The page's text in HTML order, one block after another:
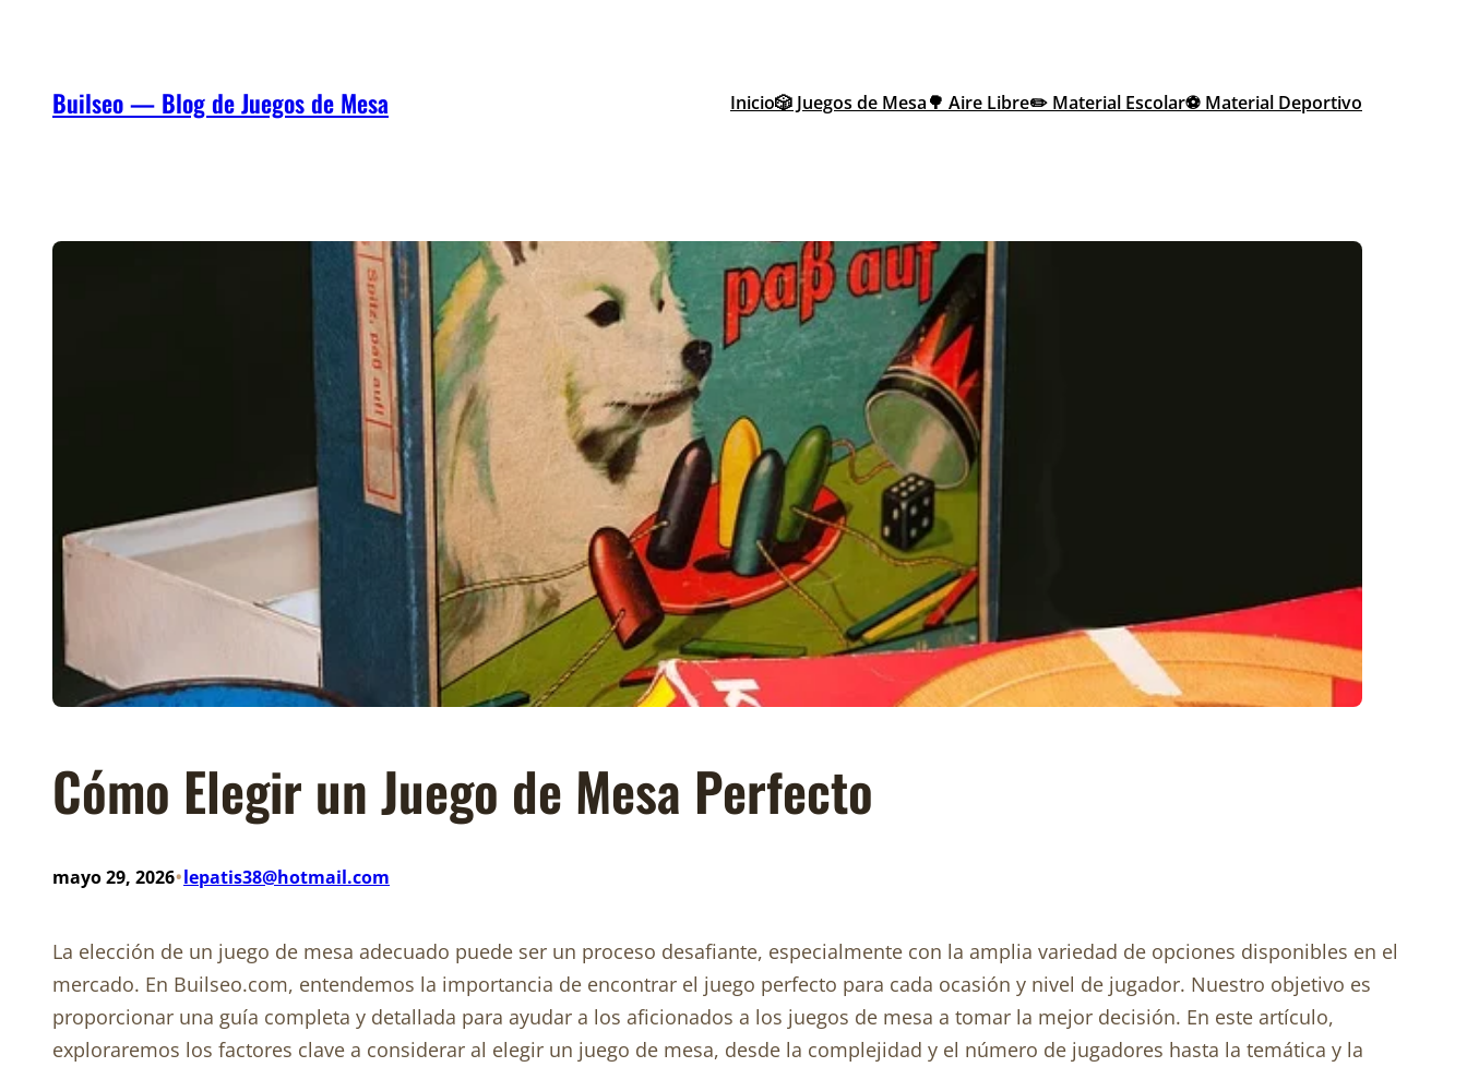
contenido
Builseo — Blog de Juegos de Mesa Inicio🎲 Juegos de Mesa🌳 Aire Libre✏️ Material Escolar⚽ Material Deportivo
Cómo Elegir un Juego de Mesa Perfecto
mayo 29, 2026•lepatis38@hotmail.com
La elección de un juego de mesa adecuado puede ser un proceso desafiante, especialmente con la amplia variedad de opciones disponibles en el
mercado. En Builseo.com, entendemos la importancia de encontrar el juego perfecto para cada ocasión y nivel de jugador. Nuestro objetivo es
proporcionar una guía completa y detallada para ayudar a los aficionados a los juegos de mesa a tomar la mejor decisión. En este artículo,
exploraremos los factores clave a considerar al elegir un juego de mesa, desde la complejidad y el número de jugadores hasta la temática y la